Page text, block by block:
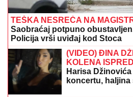
VELIKI
Netanjahu i Kac
obnovu: Želimo